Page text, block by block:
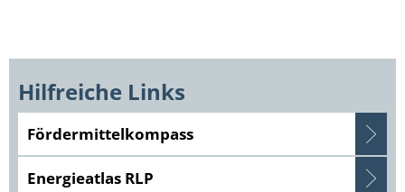
Hilfreiche Links
Fördermittelkompass
Energieatlas RLP